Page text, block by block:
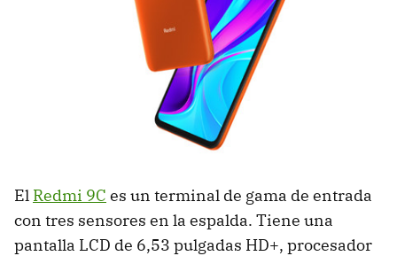
El Redmi 9C es un terminal de gama de entrada
con tres sensores en la espalda. Tiene una
pantalla LCD de 6,53 pulgadas HD+, procesador